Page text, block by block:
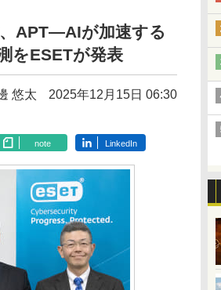
APT―AIが加速する
をESETが発表
悠太 2025年12月15日 06:30
note LinkedIn